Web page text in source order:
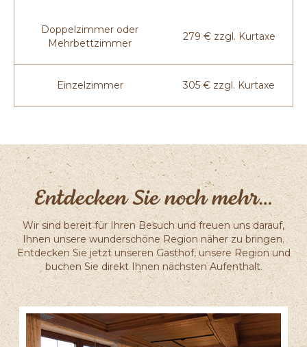
Doppelzimmer oder
Mehrbettzimmer
279 € zzgl. Kurtaxe
Einzelzimmer 305 € zzgl. Kurtaxe
Entdecken Sie noch mehr…
Wir sind bereit für Ihren Besuch und freuen uns darauf,
Ihnen unsere wunderschöne Region näher zu bringen.
Entdecken Sie jetzt unseren Gasthof, unsere Region und
buchen Sie direkt Ihnen nächsten Aufenthalt.